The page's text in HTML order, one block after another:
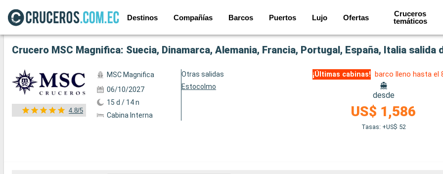
Destinos Compañías Barcos Puertos Lujo Ofertas
Cruceros
temáticos
Ver las 128 fotos siguientes
Crucero MSC Magnifica: Suecia, Dinamarca, Alemania, Francia, Portugal, España, Italia salida
4.8/5
MSC Magnifica
06/10/2027
15 d / 14 n
Cabina Interna
Otras salidas
Estocolmo
¡Últimas cabinas! barco lleno hasta el
desde
US$ 1,586
Tasas: +US$ 52